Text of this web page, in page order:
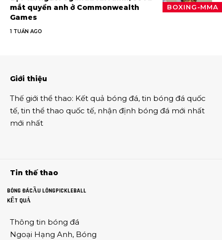
BOXING-MMA
mắt quyền anh ở Commonwealth
Games
1 TUẦN AGO
Giới thiệu
Thế giới thể thao: Kết quả bóng đá, tin bóng đá quốc
tế, tin thể thao quốc tế, nhận định bóng đá mới nhất
mới nhất
Tin thế thao
BÓNG ĐÁCẦU LÔNGPICKLEBALL
KẾT QUẢ
Thông tin bóng đá
Ngoại Hạng Anh, Bóng